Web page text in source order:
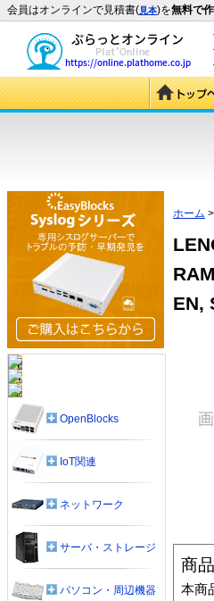
会員はオンラインで見積書(見本)を無料で
ホーム >
EN,
商
本商
OpenBlocks
IoT関連
ネットワーク
サーバ・ストレージ
パソコン・周辺機器